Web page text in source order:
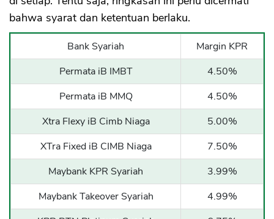
bahwa syarat dan ketentuan berlaku.
Bank Syariah
Margin KPR
Permata iB IMBT
4.50%
Permata iB MMQ
4.50%
Xtra Flexy iB Cimb Niaga
5.00%
XTra Fixed iB CIMB Niaga
7.50%
Maybank KPR Syariah
3.99%
Maybank Takeover Syariah
4.99%